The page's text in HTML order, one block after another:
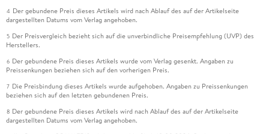
4 Der gebundene Preis dieses Artikels wird nach Ablauf des auf der Artikelseite
dargestellten Datums vom Verlag angehoben.
5 Der Preisvergleich bezieht sich auf die unverbindliche Preisempfehlung (UVP) des
Herstellers.
6 Der gebundene Preis dieses Artikels wurde vom Verlag gesenkt. Angaben zu
Preissenkungen beziehen sich auf den vorherigen Preis.
7 Die Preisbindung dieses Artikels wurde aufgehoben. Angaben zu Preissenkungen
beziehen sich auf den letzten gebundenen Preis.
8 Der gebundene Preis dieses Artikels wird nach Ablauf des auf der Artikelseite
dargestellten Datums vom Verlag angehoben.